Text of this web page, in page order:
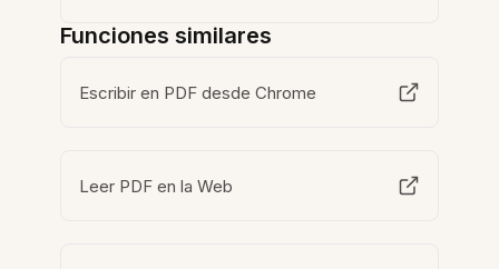
Funciones similares
Escribir en PDF desde Chrome
Leer PDF en la Web